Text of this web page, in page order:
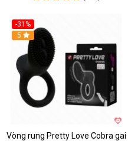
-31%
5
Vòng rung Pretty Love Cobra gai